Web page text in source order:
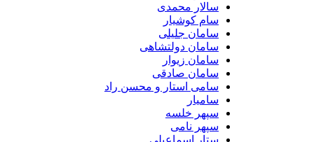
سالار محمدی
سام کوشیار
سامان جلیلی
سامان دولتشاهی
سامان زیوار
سامان صادقی
سامی استار و محسن راد
سامیار
سپهر خلسه
سپهر نامی